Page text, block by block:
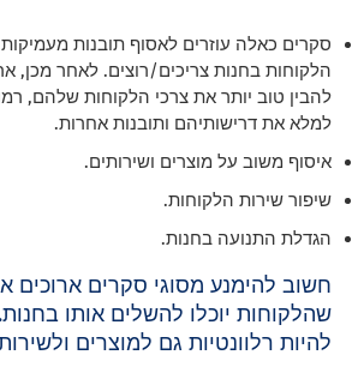
סקרים כאלה עוזרים לאסוף תובנות
הלקוחות בחנות צריכים/רוצים. לאחר מכן,
להבין טוב יותר את צרכי הלקוחות שלהם,
למלא את דרישותיהם ותובנות אחרות.
איסוף משוב על מוצרים ושירותים.
שיפור שירות הלקוחות.
הגדלת התנועה בחנות.
חשוב להימנע מסוגי סקרים ארוכים
שהלקוחות יוכלו להשלים אותו
להיות רלוונטיות גם למוצרים